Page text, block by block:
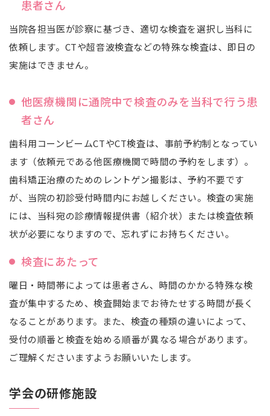
患者さん
当院各担当医が診察に基づき、適切な検査を選択し当科に
依頼します。CTや超音波検査などの特殊な検査は、即日の
実施はできません。
他医療機関に通院中で検査のみを当科で行う患
者さん
歯科用コーンビームCTやCT検査は、事前予約制となってい
ます（依頼元である他医療機関で時間の予約をします）。
歯科矯正治療のためのレントゲン撮影は、予約不要です
が、当院の初診受付時間内にお越しください。検査の実施
には、当科宛の診療情報提供書（紹介状）または検査依頼
状が必要になりますので、忘れずにお持ちください。
検査にあたって
曜日・時間帯によっては患者さん、時間のかかる特殊な検
査が集中するため、検査開始までお待たせする時間が長く
なることがあります。また、検査の種類の違いによって、
受付の順番と検査を始める順番が異なる場合があります。
ご理解くださいますようお願いいたします。
学会の研修施設